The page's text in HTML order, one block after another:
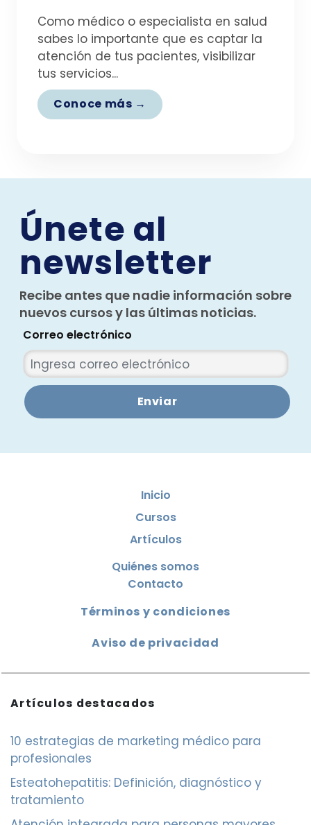
Como médico o especialista en salud
sabes lo importante que es captar la
atención de tus pacientes, visibilizar
tus servicios...
Conoce más →
Únete al
newsletter
Recibe antes que nadie información sobre
nuevos cursos y las últimas noticias.
Correo electrónico
Enviar
Inicio
Cursos
Artículos
Quiénes somos
Contacto
Términos y condiciones
Aviso de privacidad
Artículos destacados
10 estrategias de marketing médico para
profesionales
Esteatohepatitis: Definición, diagnóstico y
tratamiento